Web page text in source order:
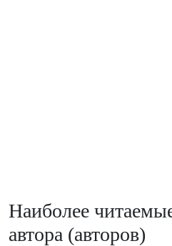
Наиболее
автора (авторов)